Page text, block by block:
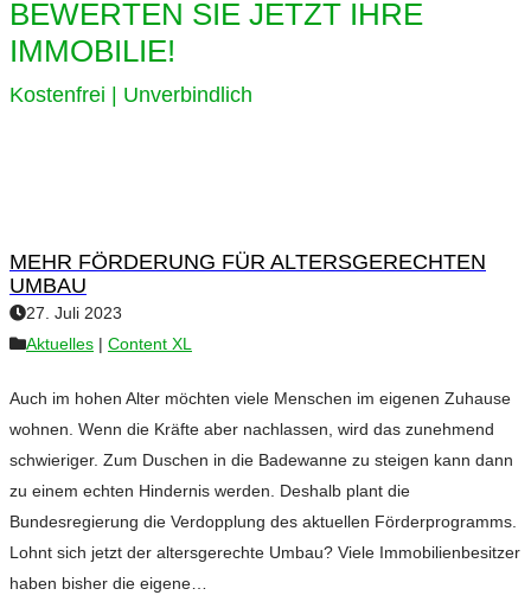
BEWERTEN SIE JETZT IHRE
IMMOBILIE!
Kostenfrei | Unverbindlich
MEHR FÖRDERUNG FÜR ALTERSGERECHTEN
UMBAU
27. Juli 2023
Aktuelles | Content XL
Auch im hohen Alter möchten viele Menschen im eigenen Zuhause
wohnen. Wenn die Kräfte aber nachlassen, wird das zunehmend
schwieriger. Zum Duschen in die Badewanne zu steigen kann dann
zu einem echten Hindernis werden. Deshalb plant die
Bundesregierung die Verdopplung des aktuellen Förderprogramms.
Lohnt sich jetzt der altersgerechte Umbau? Viele Immobilienbesitzer
haben bisher die eigene…